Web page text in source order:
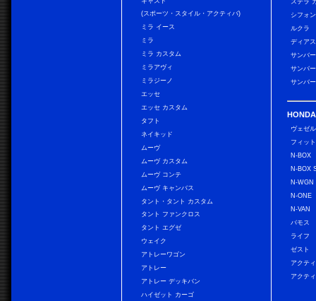
(スポーツ・スタイル・アクティバ)
ミラ イース
ミラ
ミラ カスタム
ミラアヴィ
ミラジーノ
エッセ
エッセ カスタム
タフト
ネイキッド
ムーヴ
ムーヴ カスタム
ムーヴ コンテ
ムーヴ キャンバス
タント・タント カスタム
タント ファンクロス
タント エグゼ
ウェイク
アトレーワゴン
アトレー
アトレー デッキバン
ハイゼット カーゴ
ステラ
シフォ
ルクラ
ディア
サンバ
サンバ
サンバ
HONDA
ヴェゼル
フィット
N-BOX
N-BOX
N-WGN
N-ONE
N-VAN
バモス
ライフ
ゼスト
アクテ
アクテ